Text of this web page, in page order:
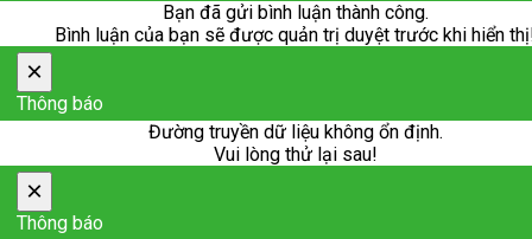
Bạn đã gửi bình luận thành công.
Bình luận của bạn sẽ được quản trị duyệt trước khi hiển
×
Thông báo
Đường truyền dữ liệu không ổn định.
Vui lòng thử lại sau!
×
Thông báo